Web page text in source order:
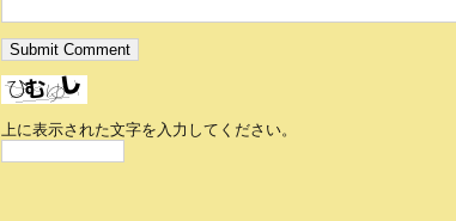
上に表示された文字を入力してください。